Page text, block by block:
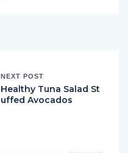
NEXT POST
Healthy Tuna Salad St
uffed Avocados